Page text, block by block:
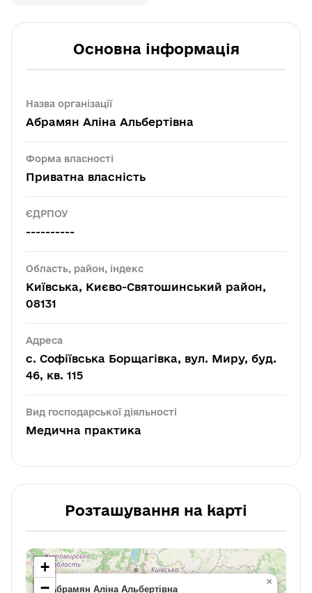
Основна інформація
Назва організації
Абрамян Аліна Альбертівна
Форма власності
Приватна власність
ЄДРПОУ
----------
Область, район, індекс
Київська, Києво-Святошинський район,
08131
Адреса
с. Софіївська Борщагівка, вул. Миру, буд.
46, кв. 115
Вид господарської діяльності
Медична практика
Розташування на карті
Абрамян Аліна Альбертівна
×
+
−